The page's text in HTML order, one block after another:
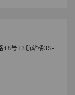
18号T3航站楼3S-